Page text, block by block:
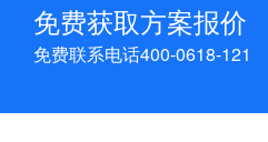
免费获取方案报价
免费联系电话400-0618-121